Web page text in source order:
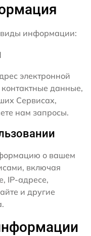
информации:
электронной
данные,
Сервисах,
нам запросы.
о вашем
включая
IP-адресе,
и другие